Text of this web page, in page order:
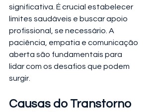
significativa. É crucial estabelecer
limites saudáveis e buscar apoio
profissional, se necessário. A
paciência, empatia e comunicação
aberta são fundamentais para
lidar com os desafios que podem
surgir.
Causas do Transtorno